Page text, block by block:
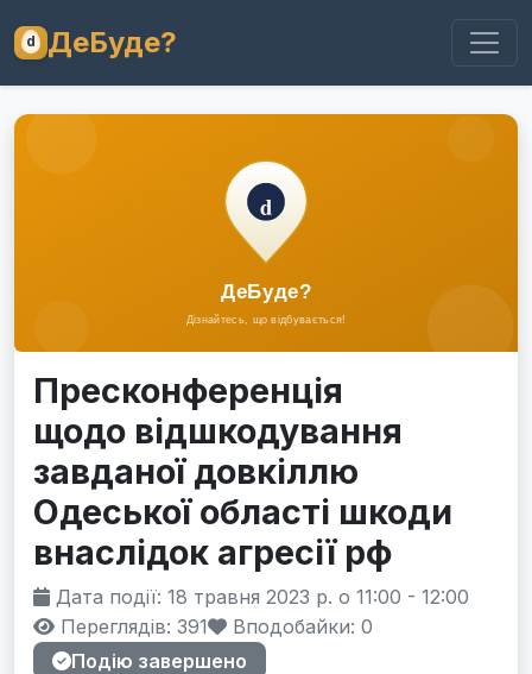
ДеБуде?
Пресконференція
щодо відшкодування
завданої довкіллю
Одеської області шкоди
внаслідок агресії рф
Дата події: 18 травня 2023 р. о 11:00 - 12:00
Переглядів: 391
Вподобайки: 0
Подію завершено